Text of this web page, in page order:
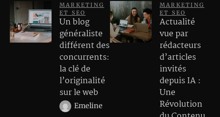
MARKETING
ET SEO
Un blog
généraliste
différent des
concurrents:
la clé de
l’originalité
sur le web
Emeline
MARKETING
ET SEO
Actualité
vue par
rédacteurs
d’articles
invités
depuis IA :
Une
Révolution